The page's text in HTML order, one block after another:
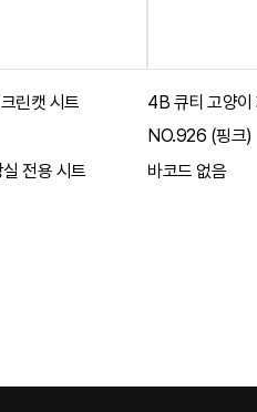
린캣 시트
전용 시트
4B 큐티 고양이
NO.926 (핑크)
바코드 없음